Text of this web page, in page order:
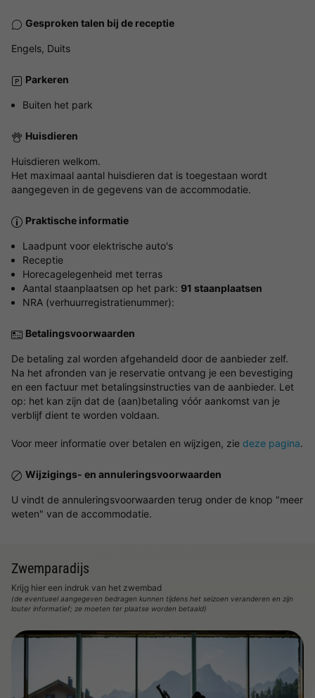
Gesproken talen bij de receptie
Engels, Duits
Parkeren
Buiten het park
Huisdieren
Huisdieren welkom.
Het maximaal aantal huisdieren dat is toegestaan wordt
aangegeven in de gegevens van de accommodatie.
Praktische informatie
Laadpunt voor elektrische auto's
Receptie
Horecagelegenheid met terras
Aantal staanplaatsen op het park: 91 staanplaatsen
NRA (verhuurregistratienummer):
Betalingsvoorwaarden
De betaling zal worden afgehandeld door de aanbieder zelf.
Na het afronden van je reservatie ontvang je een bevestiging
en een factuur met betalingsinstructies van de aanbieder. Let
op: het kan zijn dat de (aan)betaling vóór aankomst van je
verblijf dient te worden voldaan.
Voor meer informatie over betalen en wijzigen, zie deze pagina.
Wijzigings- en annuleringsvoorwaarden
U vindt de annuleringsvoorwaarden terug onder de knop "meer
weten" van de accommodatie.
Zwemparadijs
Krijg hier een indruk van het zwembad
(de eventueel aangegeven bedragen kunnen tijdens het seizoen veranderen en zijn
louter informatief; ze moeten ter plaatse worden betaald)